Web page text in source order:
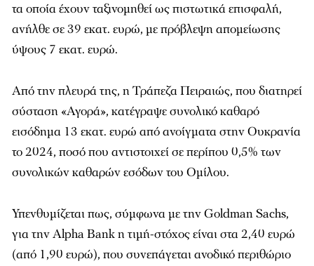
τα οποία έχουν ταξινομηθεί ως πιστωτικά επισφαλή,
ανήλθε σε 39 εκατ. ευρώ, με πρόβλεψη απομείωσης
ύψους 7 εκατ. ευρώ.
Από την πλευρά της, η Τράπεζα Πειραιώς, που διατηρεί
σύσταση «Αγορά», κατέγραψε συνολικό καθαρό
εισόδημα 13 εκατ. ευρώ από ανοίγματα στην Ουκρανία
το 2024, ποσό που αντιστοιχεί σε περίπου 0,5% των
συνολικών καθαρών εσόδων του Ομίλου.
Υπενθυμίζεται πως, σύμφωνα με την Goldman Sachs,
για την Alpha Bank η τιμή-στόχος είναι στα 2,40 ευρώ
(από 1,90 ευρώ), που συνεπάγεται ανοδικό περιθώριο